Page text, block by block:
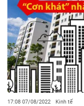
17:08 07/08/2022 Kinh tế